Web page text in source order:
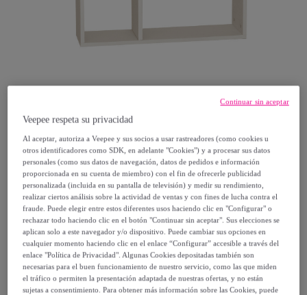
Decowood
Mueble auxiliar de madera lacada en tono
beige con 1 separador Alto: 38 Largo: 80
Ancho: 20
Modelo: Mueble auxiliar de madera lacada
en tono beige con 1 separador Alto: 38
Largo: 80 Ancho: 20
Veepee respeta su privacidad
Al aceptar, autoriza a Veepee y sus socios a usar rastreadores (como cookies u
otros identificadores como SDK, en adelante "Cookies") y a procesar sus datos
personales (como sus datos de navegación, datos de pedidos e información
proporcionada en su cuenta de miembro) con el fin de ofrecerle publicidad
personalizada (incluida en su pantalla de televisión) y medir su rendimiento,
realizar ciertos análisis sobre la actividad de ventas y con fines de lucha contra el
fraude. Puede elegir entre estos diferentes usos haciendo clic en "Configurar" o
rechazar todo haciendo clic en el botón "Continuar sin aceptar". Sus elecciones se
aplican solo a este navegador y/o dispositivo. Puede cambiar sus opciones en
cualquier momento haciendo clic en el enlace “Configurar” accesible a través del
enlace "Política de Privacidad". Algunas Cookies depositadas también son
necesarias para el buen funcionamiento de nuestro servicio, como las que miden
el tráfico o permiten la presentación adaptada de nuestras ofertas, y no están
sujetas a consentimiento. Para obtener más información sobre las Cookies, puede
Continuar sin aceptar